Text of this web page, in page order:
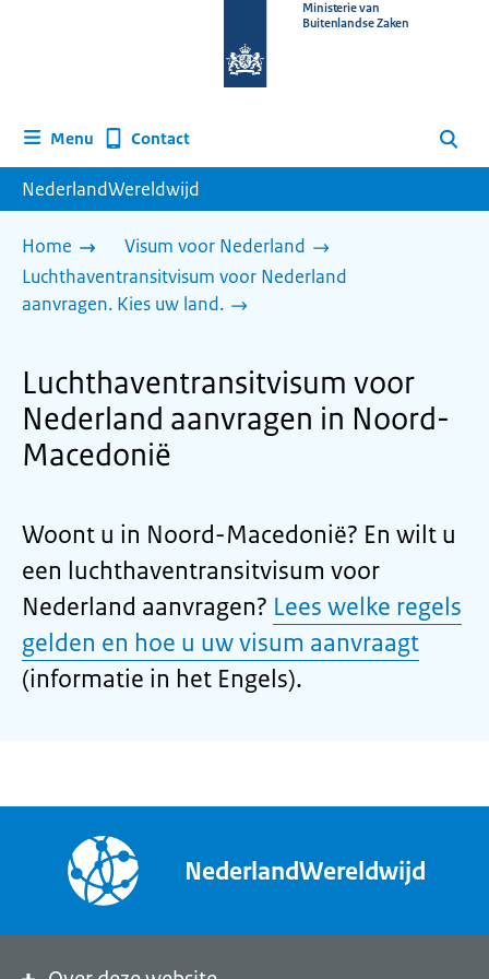
homepage
Ministerie van
Buitenlandse Zaken
Menu Contact Zoeken
NederlandWereldwijd
Home
Visum voor Nederland
Luchthaventransitvisum voor Nederland
aanvragen. Kies uw land.
Luchthaventransitvisum voor
Nederland aanvragen in Noord-
Macedonië
Woont u in Noord-Macedonië? En wilt u
een luchthaventransitvisum voor
Nederland aanvragen? Lees welke regels
gelden en hoe u uw visum aanvraagt
(informatie in het Engels).
NederlandWereldwijd